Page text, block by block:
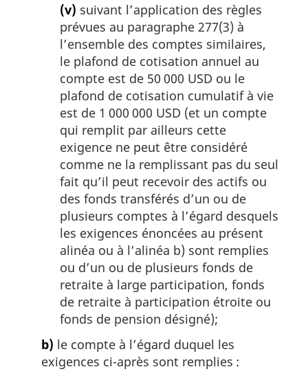
(v) suivant l’application des règles
prévues au paragraphe 277(3) à
l’ensemble des comptes similaires,
le plafond de cotisation annuel au
compte est de 50 000 USD ou le
plafond de cotisation cumulatif à vie
est de 1 000 000 USD (et un compte
qui remplit par ailleurs cette
exigence ne peut être considéré
comme ne la remplissant pas du seul
fait qu’il peut recevoir des actifs ou
des fonds transférés d’un ou de
plusieurs comptes à l’égard desquels
les exigences énoncées au présent
alinéa ou à l’alinéa b) sont remplies
ou d’un ou de plusieurs fonds de
retraite à large participation, fonds
de retraite à participation étroite ou
fonds de pension désigné);
b) le compte à l’égard duquel les
exigences ci-après sont remplies :